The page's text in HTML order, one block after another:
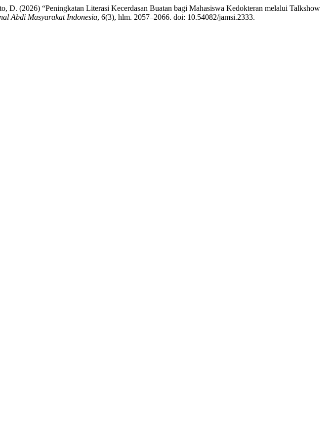
(2026) “Peningkatan Literasi Kecerdasan Buatan bagi Mahasiswa Kedokteran melalui Talkshow
Abdi Masyarakat Indonesia, 6(3), hlm. 2057–2066. doi: 10.54082/jamsi.2333.